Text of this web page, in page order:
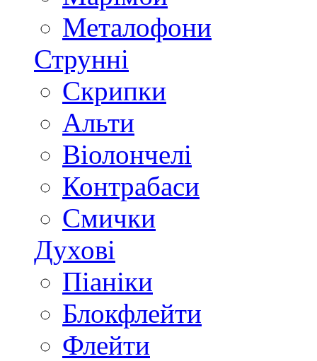
Металофони
Струнні
Скрипки
Альти
Віолончелі
Контрабаси
Смички
Духові
Піаніки
Блокфлейти
Флейти